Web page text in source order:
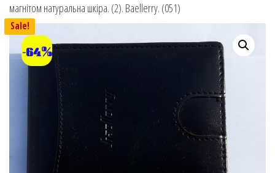
магнітом натуральна шкіра. (2). Baellerry. (051)
Sale!
-64%